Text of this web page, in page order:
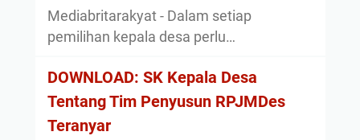
Mediabritarakyat - Dalam setiap
pemilihan kepala desa perlu…
DOWNLOAD: SK Kepala Desa
Tentang Tim Penyusun RPJMDes
Teranyar